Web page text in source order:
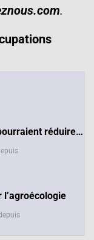
.
réduire…